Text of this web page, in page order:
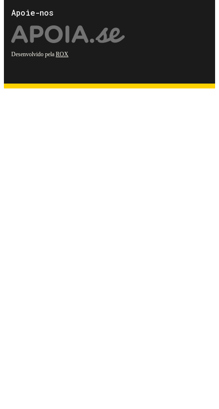
Apoie-nos
Desenvolvido pela ROX